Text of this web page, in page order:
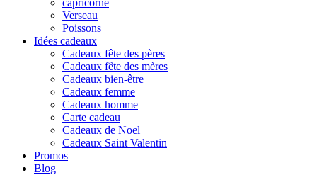
capricorne
Verseau
Poissons
Idées cadeaux
Cadeaux fête des pères
Cadeaux fête des mères
Cadeaux bien-être
Cadeaux femme
Cadeaux homme
Carte cadeau
Cadeaux de Noel
Cadeaux Saint Valentin
Promos
Blog